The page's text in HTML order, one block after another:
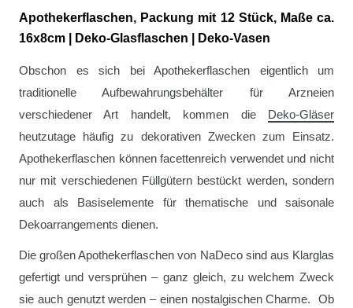
Apothekerflaschen, Packung mit 12 Stück, Maße ca.
16x8cm | Deko-Glasflaschen | Deko-Vasen
Obschon es sich bei Apothekerflaschen eigentlich um
traditionelle Aufbewahrungsbehälter für Arzneien
verschiedener Art handelt, kommen die
Deko-Gläser
heutzutage häufig zu dekorativen Zwecken zum Einsatz.
Apothekerflaschen können facettenreich verwendet und nicht
nur mit verschiedenen Füllgütern bestückt werden, sondern
auch als Basiselemente für thematische und saisonale
Dekoarrangements dienen.
Die großen Apothekerflaschen von NaDeco sind aus Klarglas
gefertigt und versprühen – ganz gleich, zu welchem Zweck
sie auch genutzt werden – einen nostalgischen Charme. Ob